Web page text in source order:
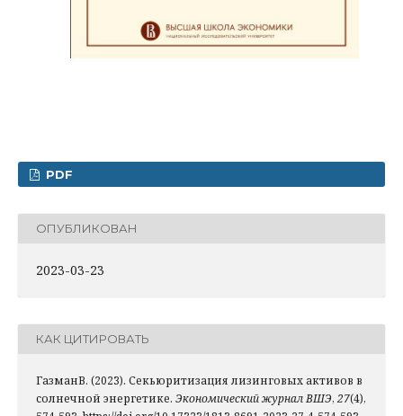
PDF
ОПУБЛИКОВАН
2023-03-23
КАК ЦИТИРОВАТЬ
ГазманВ. (2023). Секьюритизация лизинговых активов в
солнечной энергетике. Экономический журнал ВШЭ, 27(4),